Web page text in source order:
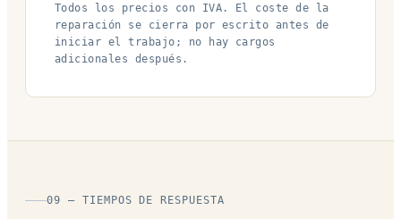
Todos los precios con IVA. El coste de la
reparación se cierra por escrito antes de
iniciar el trabajo; no hay cargos
adicionales después.
09 — TIEMPOS DE RESPUESTA